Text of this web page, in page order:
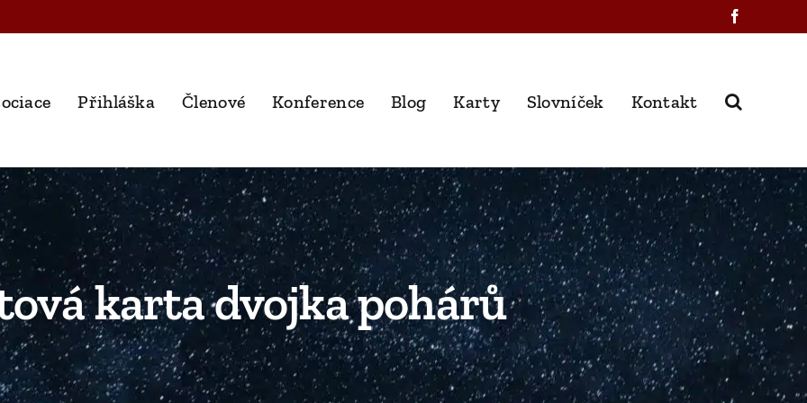
Přihláška Členové Konference Blog Karty Slovníček Kontakt
karta dvojka pohárů